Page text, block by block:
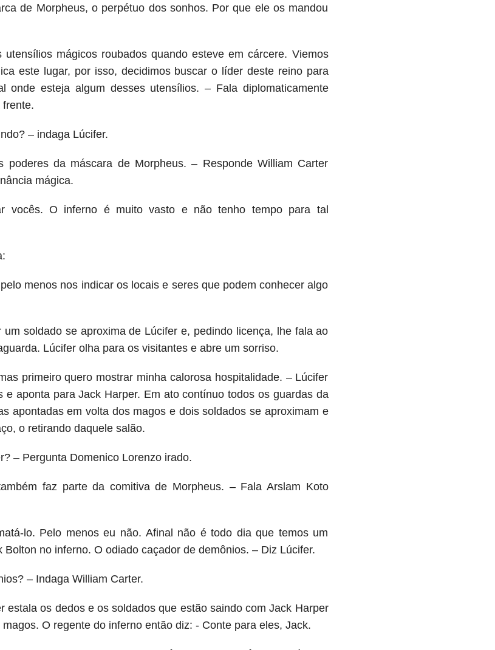
de Morpheus, o perpétuo dos sonhos. Por que ele os mandou
mágicos roubados quando esteve em cárcere. Viemos
este lugar, por isso, decidimos buscar o líder deste reino para
onde esteja algum desses utensílios. – Fala diplomaticamente
– indaga Lúcifer.
poderes da máscara de Morpheus. – Responde William Carter
mágica.
vocês. O inferno é muito vasto e não tenho tempo para tal
menos nos indicar os locais e seres que podem conhecer algo
um soldado se aproxima de Lúcifer e, pedindo licença, lhe fala ao
Lúcifer olha para os visitantes e abre um sorriso.
primeiro quero mostrar minha calorosa hospitalidade. – Lúcifer
e aponta para Jack Harper. Em ato contínuo todos os guardas da
apontadas em volta dos magos e dois soldados se aproximam e
o retirando daquele salão.
– Pergunta Domenico Lorenzo irado.
faz parte da comitiva de Morpheus. – Fala Arslam Koto
lo. Pelo menos eu não. Afinal não é todo dia que temos um
no inferno. O odiado caçador de demônios. – Diz Lúcifer.
– Indaga William Carter.
estala os dedos e os soldados que estão saindo com Jack Harper
O regente do inferno então diz: - Conte para eles, Jack.